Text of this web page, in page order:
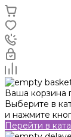
Ваша корзина
Выберите в
и нажмите
Перейти в